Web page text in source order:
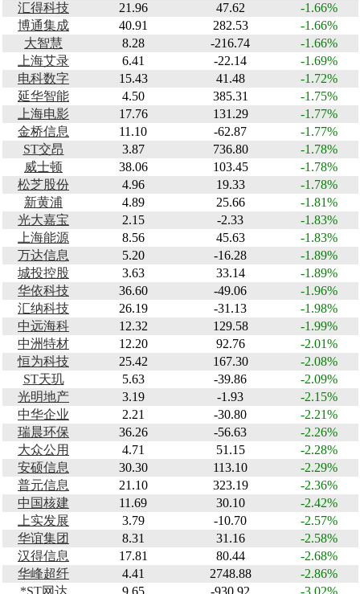
汇得科技
21.96 47.62
-1.66%
博通集成
40.91 282.53
-1.66%
大智慧
8.28 -216.74
-1.66%
上海艾录
6.41 -22.14
-1.69%
电科数字
15.43 41.48
-1.72%
延华智能
4.50 385.31
-1.75%
上海电影
17.76 131.29
-1.77%
金桥信息
11.10 -62.87
-1.77%
ST交昂
3.87 736.80
-1.78%
威士顿
38.06 103.45
-1.78%
松芝股份
4.96 19.33
-1.78%
新黄浦
4.89 25.66
-1.81%
光大嘉宝
2.15 -2.33
-1.83%
上海能源
8.56 45.63
-1.83%
万达信息
5.20 -16.28
-1.89%
城投控股
3.63 33.14
-1.89%
华依科技
36.60 -49.06
-1.96%
汇纳科技
26.19 -31.13
-1.98%
中远海科
12.32 129.58
-1.99%
中洲特材
12.20 92.76
-2.01%
恒为科技
25.42 167.30
-2.08%
ST天玑
5.63 -39.86
-2.09%
光明地产
3.19 -1.93
-2.15%
中华企业
2.21 -30.80
-2.21%
瑞晨环保
36.26 -56.63
-2.26%
大众公用
4.71 51.15
-2.28%
安硕信息
30.30 113.10
-2.29%
普元信息
21.10 323.19
-2.36%
中国核建
11.69 30.10
-2.42%
上实发展
3.79 -10.70
-2.57%
华谊集团
8.31 31.16
-2.58%
汉得信息
17.81 80.44
-2.68%
华峰超纤
4.41 2748.88
-2.86%
*ST网达
9.65 -930.92 -3.02%